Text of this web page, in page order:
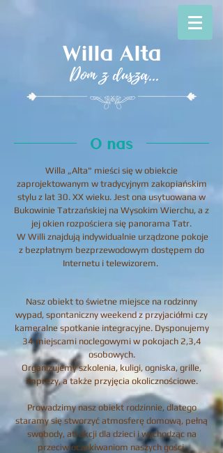
Dom z dusza...
Willa Alta
,
O nas
Willa „Alta" mieści się w obiekcie
zaprojektowanym w tradycyjnym zakopiańskim
stylu z lat 30. XX wieku. Jest ona usytuowana w
Bukowinie Tatrzańskiej na Wysokim Wierchu, a z
jej okien rozpościera się panorama Tatr.
W Willi znajdują indywidualnie urządzone pokoje
z bezpłatnym bezprzewodowym dostępem do
Internetu i telewizorem.
Nasz obiekt to świetne miejsce na rodzinny
wypad, spontaniczny weekend z przyjaciółmi czy
kameralne spotkanie integracyjne. Dysponujemy
34 miejscami noclegowymi w pokojach 2,3,4
osobowych.
Organizujemy szkolenia, kuligi, ogniska, grille,
imprezy, a także przyjęcia okolicznościowe.
Prowadzimy nasz obiekt rodzinnie, dlatego
staramy się stworzyć atmosferę domową, pełną
swobody, atrakcji dla dzieci i wychodząc na
przeciw oczekiwaniom naszych gości.